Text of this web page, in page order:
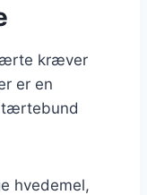
kræver
er en
tærtebund
hvedemel,